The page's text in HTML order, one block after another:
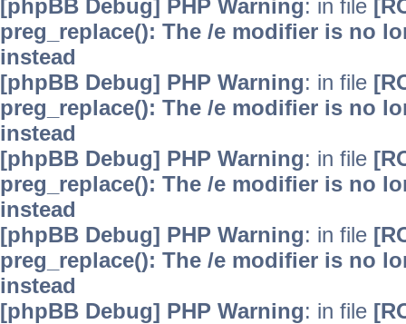
[phpBB Debug] PHP Warning: in file
preg_replace(): The /e modifier is no
instead
[phpBB Debug] PHP Warning: in file
preg_replace(): The /e modifier is no
instead
[phpBB Debug] PHP Warning: in file
preg_replace(): The /e modifier is no
instead
[phpBB Debug] PHP Warning: in file
preg_replace(): The /e modifier is no
instead
[phpBB Debug] PHP Warning: in file